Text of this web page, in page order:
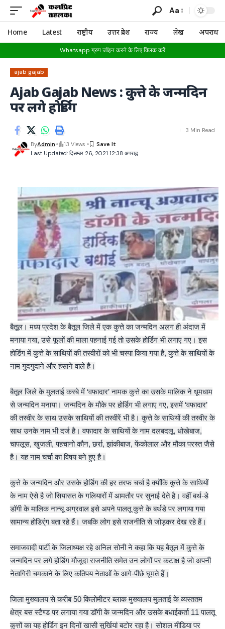
Aa
Home Latest राष्ट्रीय उत्तर प्रदेश राज्य लेख अपराध
Whatsapp ग्रुप जॉइन करने के लिए क्लिक करें
ajab gajab
Ajab Gajab News : कुत्ते के जन्मदिन
पर लगे होर्डिग
Last Updated: दिसम्बर 26, 2021 12:38 अपराह्न
ByAdmin 13 Views
3 Min Read
बैतूल। मध्य प्रदेश के बैतूल जिले में एक कुत्ते का जन्मदिन अलग ही अंदाज में
मनाया गया, उसे फूलों की माला पहनाई गई तो उसके होर्डिग भी लगाए गए। इस
होर्डिग में कुत्ते के साथियों की तस्वीरों को भी चस्पा किया गया है, कुत्ते के साथियों के
नाम गुदगुदाने और हंसाने वाले है।
बैतूल जिले के मुलताई कस्बे में ‘वफादार’ नामक कुत्ते का उसके मालिक ने धूमधाम
से जन्मदिन मनाया। जन्मदिन के मौके पर होर्डिग भी लगाए गए, इसमें ‘वफादार’
की तस्वीर के साथ उसके साथियों की तस्वीरें भी है। कुत्ते के साथियों की तस्वीर के
साथ उनके नाम भी दर्ज है। वफादार के साथियों के नाम दलबदलू, धोखेबाज,
चापलूस, खुजली, पहचानो कौन, छर्रा, झांकीबाज, फेंकोलाल और मौका परस्त जैसे
है। यह नाम चर्चा का विषय बने हुए है।
कुत्ते के जन्मदिन और उसके होर्डिग की हर तरफ चर्चा है क्योंकि कुत्ते के साथियों
के नाम ऐसे है जो सियासत के गलियारों में आमतौर पर सुनाई देते है। वहीं बर्थ-डे
डॉगी के मालिक नान्चू अग्रवाल इसे अपने पालतू कुत्ते के बर्थडे पर लगाया गया
सामान्य होडिर्ंग बता रहे हैं। जबकि लोग इसे राजनीति से जोड़कर देख रहे हैं।
समाजवादी पार्टी के जिलाध्यक्ष रहे अनिल सोनी ने कहा कि यह बैतूल में कुत्ते के
जन्मदिन पर लगे होर्डिग मौजूदा राजनीति समेत उन लोगों पर कटाक्ष है जो अपनी
नेतागिरी चमकाने के लिए कतिपय नेताओं के आगे-पीछे घूमते हैं।
जिला मुख्यालय से करीब 50 किलोमीटर ब्लाक मुख्यालय मुलताई के व्यस्ततम
क्षेत्र बस स्टैण्ड पर लगाया गया डॉगी के जन्मदिन और उसके बधाईकर्ता 11 पालतू
कुत्तों का यह होर्डिग इन दिनों खासी सुर्खियां बटोर रहा है। सोशल मीडिया पर